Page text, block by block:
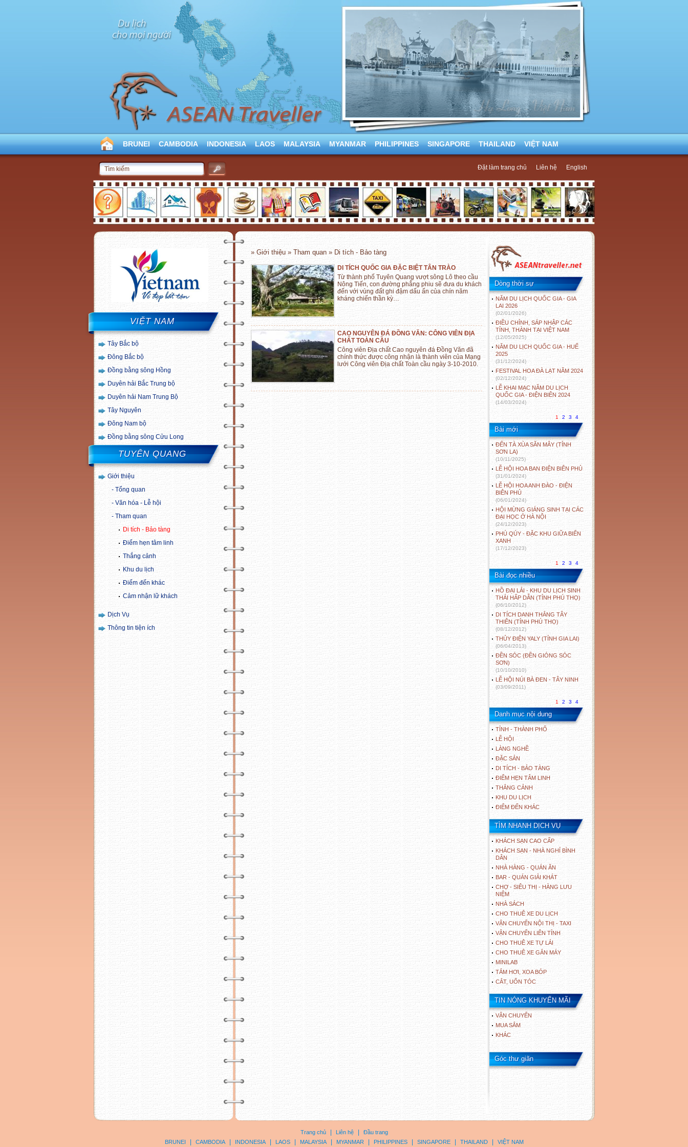
BRUNEI CAMBODIA INDONESIA LAOS MALAYSIA MYANMAR PHILIPPINES SINGAPORE THAILAND VIỆT NAM
Đặt làm trang chủ Liên hệ English
VIỆT NAM
Tây Bắc bộ
Đông Bắc bộ
Đồng bằng sông Hồng
Duyên hải Bắc Trung bộ
Duyên hải Nam Trung Bộ
Tây Nguyên
Đông Nam bộ
Đồng bằng sông Cửu Long
TUYÊN QUANG
Giới thiệu
Tổng quan
Văn hóa - Lễ hội
Tham quan
Di tích - Bảo tàng
Điểm hẹn tâm linh
Thắng cảnh
Khu du lịch
Điểm đến khác
Cảm nhận lữ khách
Dịch Vụ
Thông tin tiện ích
» Giới thiệu » Tham quan » Di tích - Bảo tàng
DI TÍCH QUỐC GIA ĐẶC BIỆT TÂN TRÀO
Từ thành phố Tuyên Quang vượt sông Lô theo cầu
Nông Tiến, con đường phẳng phiu sẽ đưa du khách
đến với vùng đất ghi đậm dấu ấn của chín năm
kháng chiến thần kỳ…
CAO NGUYÊN ĐÁ ĐỒNG VĂN: CÔNG VIÊN ĐỊA
CHẤT TOÀN CẦU
Công viên Địa chất Cao nguyên đá Đồng Văn đã
chính thức được công nhận là thành viên của Mạng
lưới Công viên Địa chất Toàn cầu ngày 3-10-2010.
Dòng thời sự
NĂM DU LỊCH QUỐC GIA - GIA
LAI 2026
(02/01/2026)
ĐIỀU CHỈNH, SÁP NHẬP CÁC
TỈNH, THÀNH TẠI VIỆT NAM
(12/05/2025)
NĂM DU LỊCH QUỐC GIA - HUẾ
2025
(31/12/2024)
FESTIVAL HOA ĐÀ LẠT NĂM 2024
(02/12/2024)
LỄ KHAI MẠC NĂM DU LỊCH
QUỐC GIA - ĐIỆN BIÊN 2024
(14/03/2024)
1 2 3 4
Bài mới
ĐẾN TÀ XÙA SĂN MÂY (TỈNH
SƠN LA)
(10/11/2025)
LỄ HỘI HOA BAN ĐIỆN BIÊN PHỦ
(31/01/2024)
LỄ HỘI HOA ANH ĐÀO - ĐIỆN
BIÊN PHỦ
(06/01/2024)
HỘI MỪNG GIÁNG SINH TẠI CÁC
ĐẠI HỌC Ở HÀ NỘI
(24/12/2023)
PHÚ QÚY - ĐẶC KHU GIỮA BIỂN
XANH
(17/12/2023)
1 2 3 4
Bài đọc nhiều
HỒ ĐẠI LẢI - KHU DU LỊCH SINH
THÁI HẤP DẪN (TỈNH PHÚ THỌ)
(06/10/2012)
DI TÍCH DANH THẮNG TÂY
THIÊN (TỈNH PHÚ THỌ)
(08/12/2012)
THỦY ĐIỆN YALY (TỈNH GIA LAI)
(06/04/2013)
ĐỀN SÓC (ĐỀN GIÓNG SÓC
SƠN)
(10/10/2010)
LỄ HỘI NÚI BÀ ĐEN - TÂY NINH
(03/09/2011)
1 2 3 4
Danh mục nội dung
TỈNH - THÀNH PHỐ
LỄ HỘI
LÀNG NGHỀ
ĐẶC SẢN
DI TÍCH - BẢO TÀNG
ĐIỂM HẸN TÂM LINH
THẮNG CẢNH
KHU DU LỊCH
ĐIỂM ĐẾN KHÁC
TÌM NHANH DỊCH VỤ
KHÁCH SẠN CAO CẤP
KHÁCH SẠN - NHÀ NGHỈ BÌNH
DÂN
NHÀ HÀNG - QUÁN ĂN
BAR - QUÁN GIẢI KHÁT
CHỢ - SIÊU THỊ - HÀNG LƯU
NIỆM
NHÀ SÁCH
CHO THUÊ XE DU LỊCH
VẬN CHUYỂN NỘI THỊ - TAXI
VẬN CHUYỂN LIÊN TỈNH
CHO THUÊ XE TỰ LÁI
CHO THUÊ XE GẮN MÁY
MINILAB
TẮM HƠI, XOA BÓP
CẮT, UỐN TÓC
TIN NÓNG KHUYẾN MÃI
VẬN CHUYỂN
MUA SẮM
KHÁC
Góc thư giãn
Trang chủ Liên hệ
Đầu trang
BRUNEI
CAMBODIA INDONESIA LAOS MALAYSIA MYANMAR PHILIPPINES SINGAPORE THAILAND VIỆT NAM